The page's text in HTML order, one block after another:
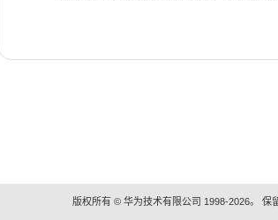
版权所有 © 华为技术有限公司 1998-2026。 保